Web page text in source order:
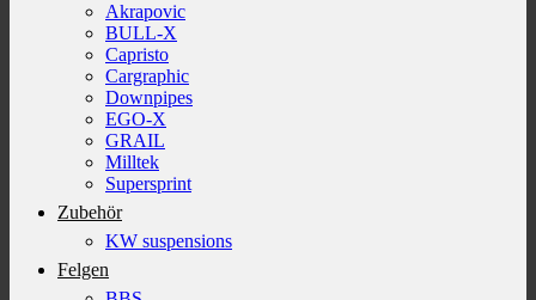
Akrapovic
BULL-X
Capristo
Cargraphic
Downpipes
EGO-X
GRAIL
Milltek
Supersprint
Zubehör
KW suspensions
Felgen